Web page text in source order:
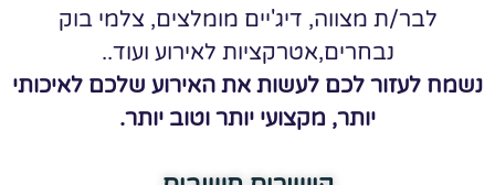
לבר/ת מצווה, דיג'יים מומלצים, צלמי בוק
נבחרים,אטרקציות לאירוע ועוד..
נשמח לעזור לכם לעשות את האירוע שלכם לאיכותי
יותר, מקצועי יותר וטוב יותר.